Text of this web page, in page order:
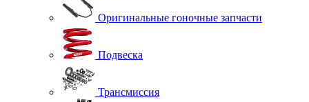
Оригинальные гоночные запчасти
Подвеска
Трансмиссия